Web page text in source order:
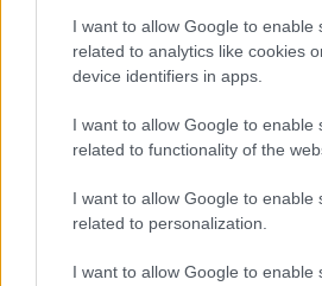
I want to allow Google to enable
related to analytics like cookies
device identifiers in apps.
I want to allow Google to enable
related to functionality of the
I want to allow Google to enable
related to personalization.
I want to allow Google to enable
versenyen. Az új Gen3-as autók
jelent, miután a teljesen új alapokra
felhozatallal. A Formula E a Hankook-